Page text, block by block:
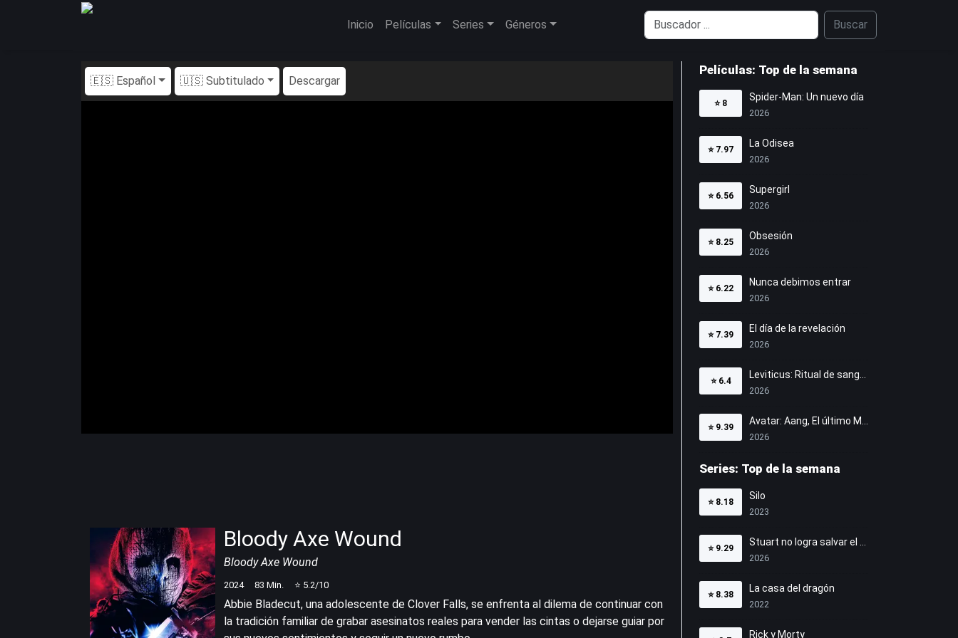
Inicio Películas Series Géneros Buscar
🇪🇸 Español 🇺🇸 Subtitulado Descargar
Bloody Axe Wound
Bloody Axe Wound
2024 83 Min. ⭐ 5.2/10
Abbie Bladecut, una adolescente de Clover Falls, se enfrenta al dilema de continuar con
la tradición familiar de grabar asesinatos reales para vender las cintas o dejarse guiar por
Películas: Top de la semana
⭐ 8
Spider-Man: Un nuevo día
2026
⭐ 7.97
La Odisea
2026
⭐ 6.56
Supergirl
2026
⭐ 8.25
Obsesión
2026
⭐ 6.22
Nunca debimos entrar
2026
⭐ 7.39
El día de la revelación
2026
⭐ 6.4
2026
⭐ 9.39
2026
Series: Top de la semana
⭐ 8.18
Silo
2023
⭐ 9.29
2026
⭐ 8.38
La casa del dragón
2022
Rick y Morty